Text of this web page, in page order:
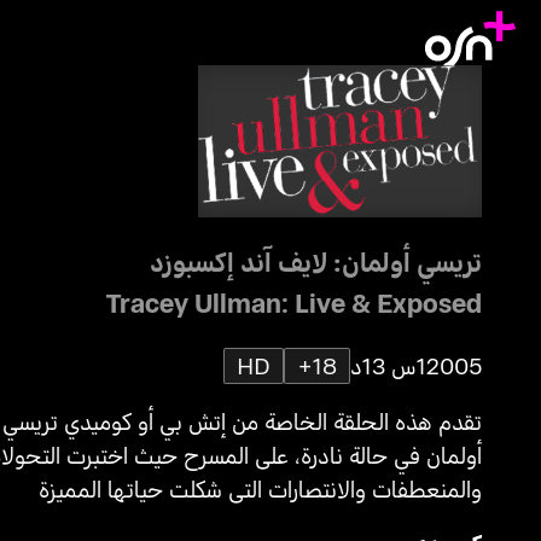
تريسي أولمان: لايف آند إكسبوزد
Tracey Ullman: Live & Exposed
20051س 13د 18+
HD
تقدم هذه الحلقة الخاصة من إتش بي أو كوميدي تريسي
أولمان في حالة نادرة، على المسرح حيث اختبرت
والمنعطفات والانتصارات التي شكلت حياتها المميزة